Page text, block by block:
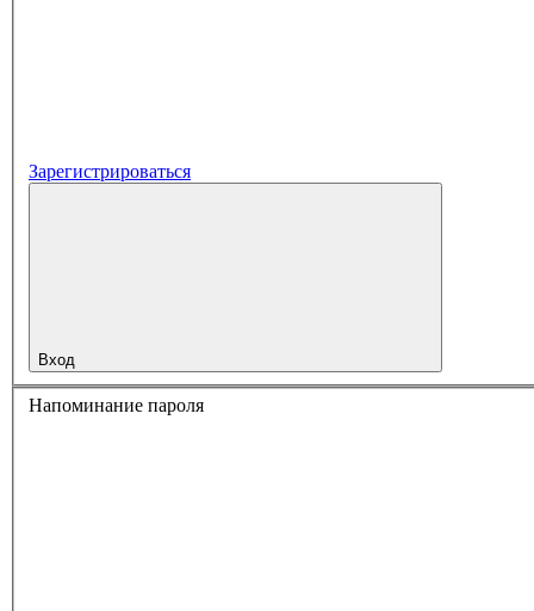
Зарегистрироваться
Вход
Напоминание пароля